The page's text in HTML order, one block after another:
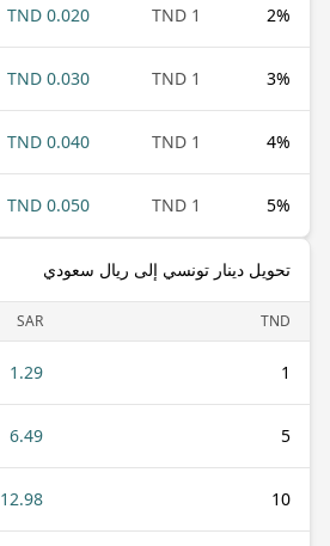
2%
1 TND
0.020 TND
3%
1 TND
0.030 TND
4%
1 TND
0.040 TND
5%
1 TND
0.050 TND
تحويل دينار تونسي إلى ريال سعودي
TND
SAR
1
1.29
5
6.49
10
12.98